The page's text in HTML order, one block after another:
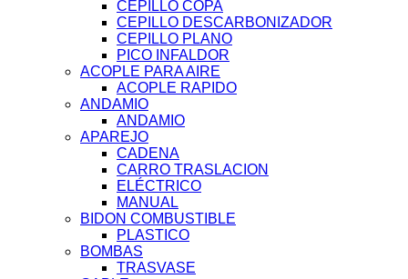
CEPILLO COPA
CEPILLO DESCARBONIZADOR
CEPILLO PLANO
PICO INFALDOR
ACOPLE PARA AIRE
ACOPLE RAPIDO
ANDAMIO
ANDAMIO
APAREJO
CADENA
CARRO TRASLACION
ELÉCTRICO
MANUAL
BIDON COMBUSTIBLE
PLASTICO
BOMBAS
TRASVASE